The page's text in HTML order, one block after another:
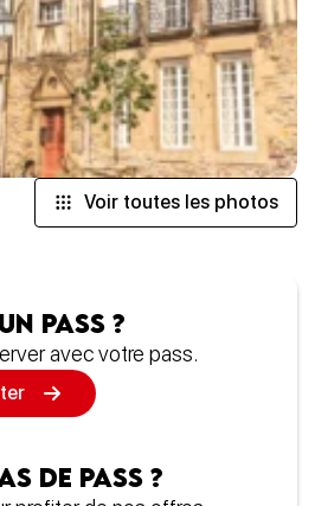
Voir toutes les photos
pass ?
avec votre pass.
de pass ?